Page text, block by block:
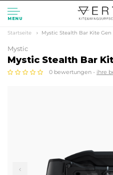
MENU
Startseite Mystic Stealth Bar Kite Gen
Mystic
Mystic Stealth Bar
0 bewertungen - ihre